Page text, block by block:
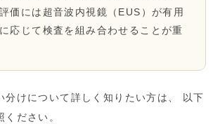
価には超音波内視鏡（EUS）が有用
応じて検査を組み合わせることが重
分けについて詳しく知りたい方は、 以下
ださい。